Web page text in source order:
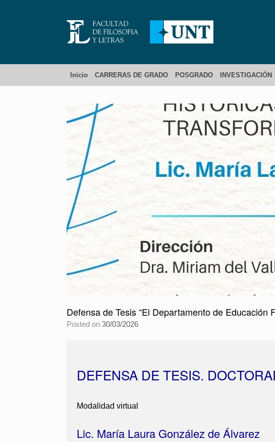
Inicio CARRERAS DE GRADO POSGRADO INVESTIGACIÓN
Defensa de Tesis “El Departamento de
Posted on 30/03/2026
DEFENSA DE TESIS.
Modalidad virtual
Lic. María Laura González de Álvarez